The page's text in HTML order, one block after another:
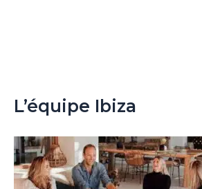
L’équipe Ibiza